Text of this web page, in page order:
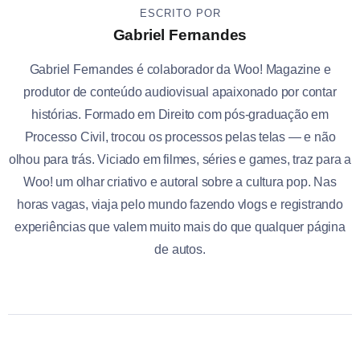
ESCRITO POR
Gabriel Fernandes
Gabriel Fernandes é colaborador da Woo! Magazine e
produtor de conteúdo audiovisual apaixonado por contar
histórias. Formado em Direito com pós-graduação em
Processo Civil, trocou os processos pelas telas — e não
olhou para trás. Viciado em filmes, séries e games, traz para a
Woo! um olhar criativo e autoral sobre a cultura pop. Nas
horas vagas, viaja pelo mundo fazendo vlogs e registrando
experiências que valem muito mais do que qualquer página
de autos.